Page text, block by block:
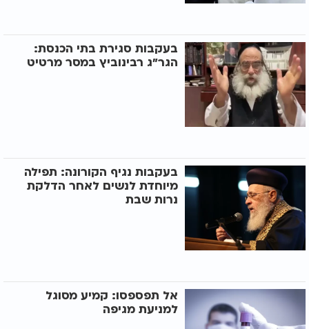
בעקבות סגירת בתי הכנסת:
הגר"ג רבינוביץ במסר מרטיט
בעקבות נגיף הקורונה: תפילה
מיוחדת לנשים לאחר הדלקת
נרות שבת
אל תפספסו: קמיע מסוגל
למניעת מגיפה